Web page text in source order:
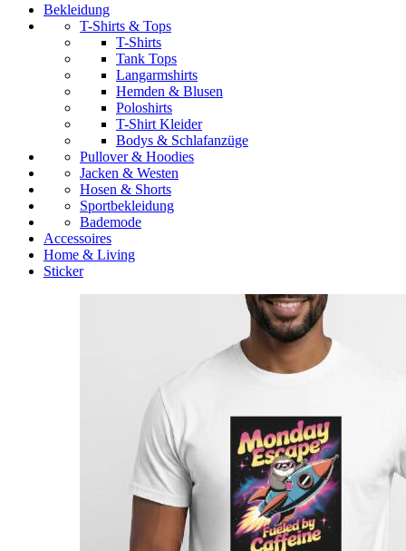
Bekleidung
T-Shirts & Tops
T-Shirts
Tank Tops
Langarmshirts
Hemden & Blusen
Poloshirts
T-Shirt Kleider
Bodys & Schlafanzüge
Pullover & Hoodies
Jacken & Westen
Hosen & Shorts
Sportbekleidung
Bademode
Accessoires
Home & Living
Sticker